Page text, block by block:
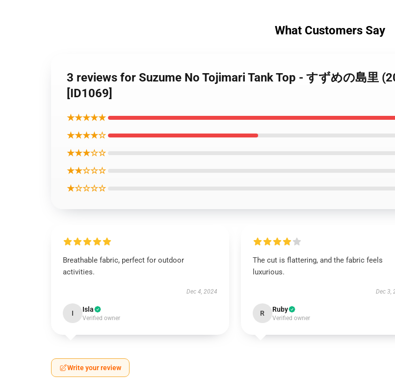
What Customers Say
3 reviews for Suzume No Tojimari Tank Top - すずめの島里
[ID1069]
★★★★★
★★★★☆
★★★☆☆
★★☆☆☆
★☆☆☆☆
Breathable fabric, perfect for outdoor
activities.
Dec 4, 2024
I Isla
Verified owner
The cut is flattering, and the fabric feels
luxurious.
Dec 3,
R Ruby
Verified owner
Write your review